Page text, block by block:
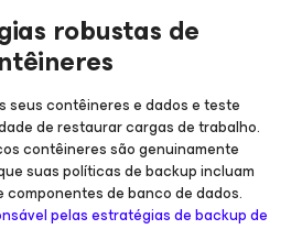
robustas de
seus contêineres e dados e teste
de restaurar cargas de trabalho.
contêineres são genuinamente
suas políticas de backup incluam
de banco de dados.
pelas estratégias de backup de